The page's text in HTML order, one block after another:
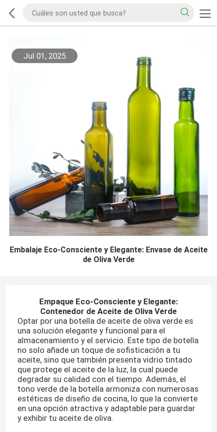
Jul 01, 2025
Embalaje Eco-Consciente y Elegante: Envase de Aceite
de Oliva Verde
Empaque Eco-Consciente y Elegante:
Contenedor de Aceite de Oliva Verde
Optar por una botella de aceite de oliva verde es
una solución elegante y funcional para el
almacenamiento y el servicio. Este tipo de botella
no solo añade un toque de sofisticación a tu
aceite, sino que también presenta vidrio tintado
que protege el aceite de la luz, la cual puede
degradar su calidad con el tiempo. Además, el
tono verde de la botella armoniza con numerosas
estéticas de diseño de cocina, lo que la convierte
en una opción atractiva y adaptable para guardar
y exhibir tu aceite de oliva.